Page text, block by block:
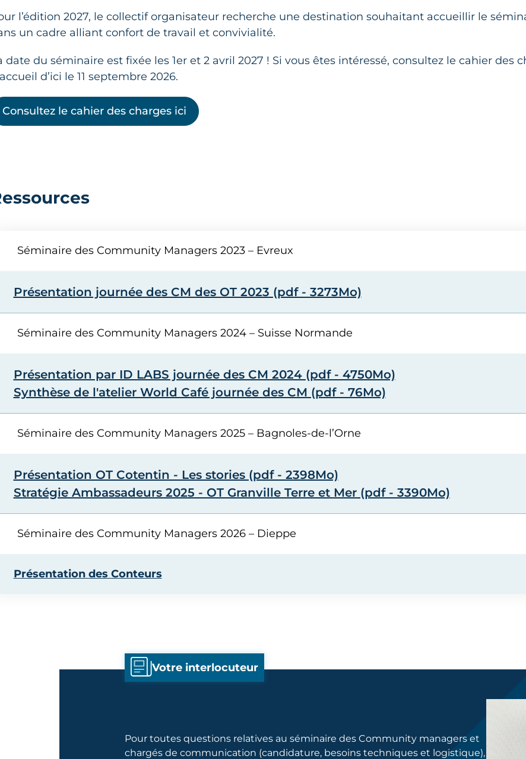
l’édition 2027, le collectif organisateur recherche une destination souhaitant accueillir le
un cadre alliant confort de travail et convivialité.
date du séminaire est fixée les 1er et 2 avril 2027 ! Si vous êtes intéressé, consultez le cahier des
d’ici le 11 septembre 2026.
Consultez le cahier des charges ici
Séminaire des Community Managers 2023 – Evreux
Présentation journée des CM des OT 2023 (pdf - 3273Mo)
Séminaire des Community Managers 2024 – Suisse Normande
Présentation par ID LABS journée des CM 2024 (pdf - 4750Mo)
Synthèse de l'atelier World Café journée des CM (pdf - 76Mo)
Séminaire des Community Managers 2025 – Bagnoles-de-l’Orne
Présentation OT Cotentin - Les stories (pdf - 2398Mo)
Stratégie Ambassadeurs 2025 - OT Granville Terre et Mer (pdf - 3390Mo)
Séminaire des Community Managers 2026 – Dieppe
Présentation des Conteurs
Votre interlocuteur
Pour toutes questions relatives au séminaire des Community managers et
chargés de communication (candidature, besoins techniques et logistique),